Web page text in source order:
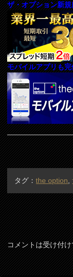
ザ・オプション新
モバイルアプリも
タグ：the option ,
コメントは受け付